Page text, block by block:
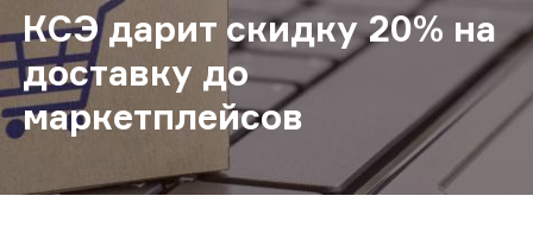
КСЭ дарит скидку 20% на
доставку до
маркетплейсов